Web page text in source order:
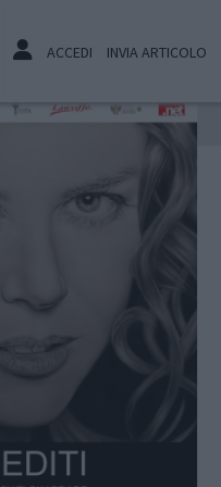
ACCEDI INVIA ARTICOLO